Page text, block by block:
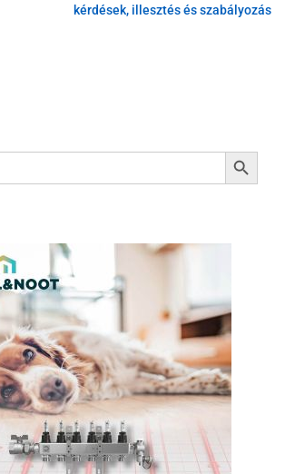
kérdések, illesztés és szabályozás
Search Button